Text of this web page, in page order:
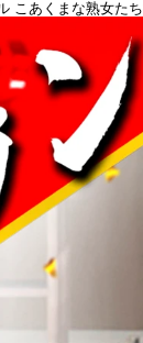
こあくまな熟女た